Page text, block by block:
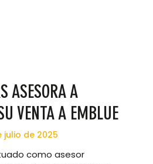
ASESORA A
VENTA A EMBLUE
julio de 2025
como asesor